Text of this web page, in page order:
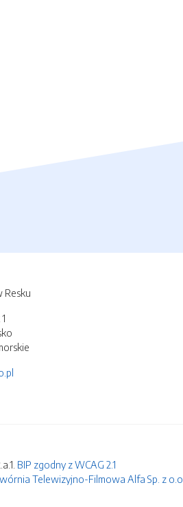
Resku
BIP zgodny z WCAG 2.1
Telewizyjno-Filmowa Alfa Sp. z o.o.